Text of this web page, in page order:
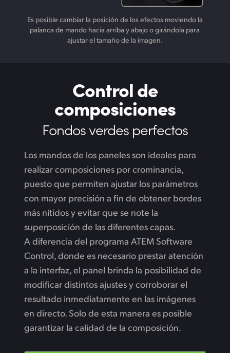
Es posible cambiar la posición de los efectos moviendo la
palanca de mando hacia arriba y abajo o girándola para
ajustar el tamaño de la imagen.
Control de
composiciones
Fondos verdes perfectos
Los mandos de los paneles son ideales para
realizar composiciones por crominancia,
puesto que permiten ajustar los parámetros
con mayor precisión a fin de obtener bordes
más nítidos y evitar que se note la
superposición de las diferentes capas.
A diferencia del programa ATEM Software
Control, donde es necesario prestar atención
a la interfaz, el panel brinda la posibilidad de
modificar distintos ajustes y corroborar el
resultado inmediatamente en las imágenes
en directo. Solo de esta manera es posible
garantizar la calidad de la composición.